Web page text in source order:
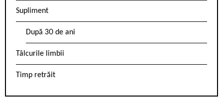
Supliment
După 30 de ani
Tâlcurile limbii
Timp retrăit